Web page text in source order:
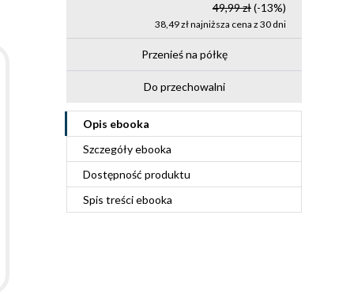
49,99 zł(-13%)
38,49 zł najniższa cena z 30 dni
Przenieś na półkę
Do przechowalni
Opis ebooka
Szczegółyebooka
Dostępność produktu
Spis treściebooka